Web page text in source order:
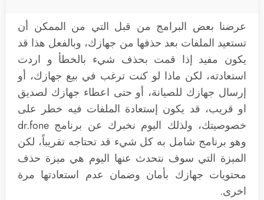
عرضنا بعض البرامج من قبل التي من الممكن أن
تستعيد الملفات بعد حذفها من جهازك، وبالفعل هذا قد
يكون مفيد إذا قمت بحذف شيء بالخطأ و اردت
استعادته، لكن ماذا لو كنت ترغب في بيع جهازك، أو
إرسال جهازك للصيانة، أو حتى اعطاء جهازك لصديق
او قريب، قد يكون إستعادة الملفات فيه خطر على
خصوصيتك، ولذلك اليوم نخبرك عن برنامج dr.fone
وهو برنامج شامل به كل شيء قد تحتاجه تقريباً، لكن
الميزة التي سوف نتحدث عنها اليوم هي ميزة حذف
محتويات جهازك بأمان وضمان عدم استعادتها مرة
اخرى.